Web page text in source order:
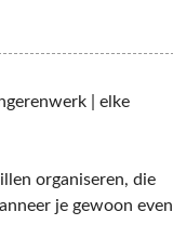
| elke
organiseren, die
je gewoon even